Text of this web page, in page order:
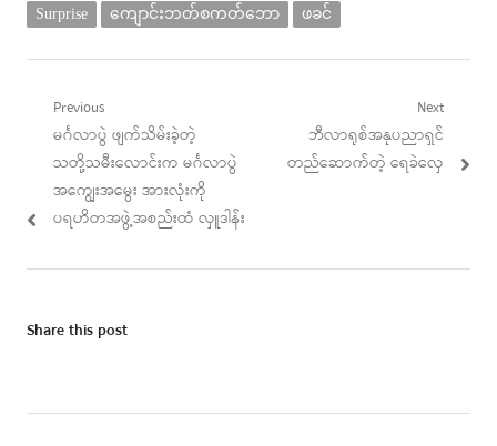
Surprise ကျောင်းဘတ်စကတ်ဘော ဖခင်
Post
navigation
Previous
Previous
post:
မင်္ဂလာပွဲ ဖျက်သိမ်းခဲ့တဲ့
သတို့သမီးလောင်းက မင်္ဂလာပွဲ
အကျွေးအမွေး အားလုံးကို
ပရဟိတအဖွဲ့အစည်းထံ လှူဒါန်း
Next
Next
post:
ဘီလာရုစ်အနုပညာရှင်
တည်ဆောက်တဲ့ ရေခဲလှေ
Share this post